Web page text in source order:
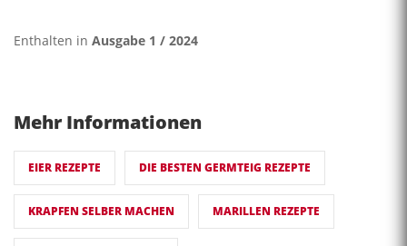
Enthalten in Ausgabe 1 / 2024
Mehr Informationen
EIER REZEPTE DIE BESTEN GERMTEIG REZEPTE
KRAPFEN SELBER MACHEN MARILLEN REZEPTE